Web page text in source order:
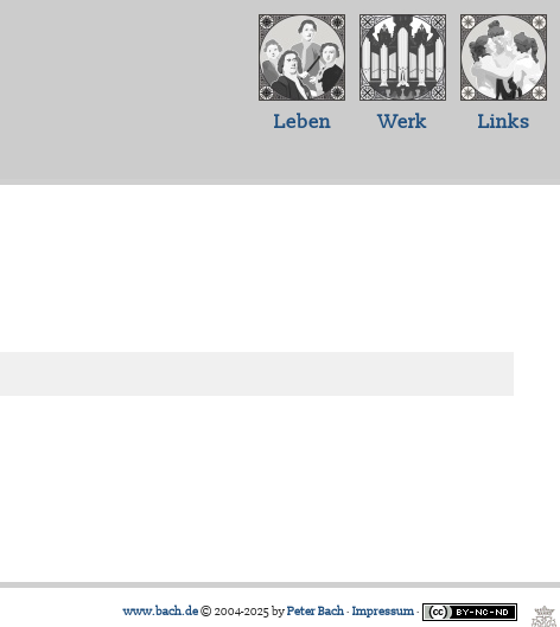
Leben Werk Links
www.bach.de© 2004-2025 byPeter Bach· Impressum·